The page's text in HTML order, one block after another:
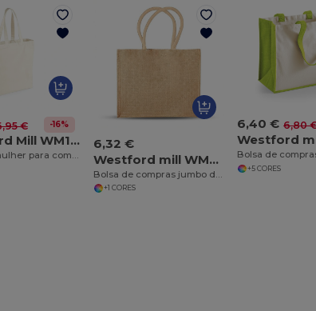
€ -16%
Westford Mill WM108
6,32 €
Westford mill WM408
Bolsa de compras jumbo de estopa
+1 CORES
6,40 € 6,80
+5 CORES